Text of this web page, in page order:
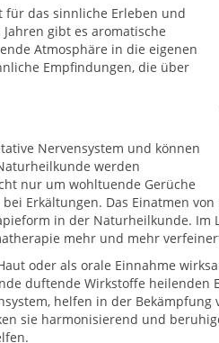
für das sinnliche Erleben und
gibt es aromatische
Atmosphäre in die eigenen
Empfindungen, die über
Nervensystem und können
werden
nur um wohltuende Gerüche
Erkältungen. Das Einatmen
in der Naturheilkunde. Im
mehr und mehr
oder als orale Einnahme
duftende Wirkstoffe heilenden
helfen in der Bekämpfung
sie harmonisierend und